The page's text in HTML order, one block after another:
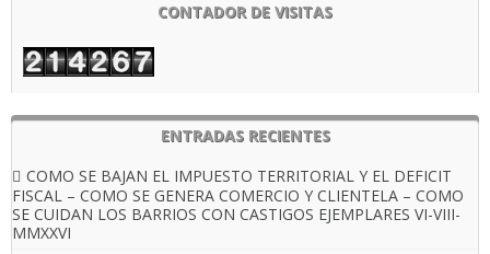
CONTADOR DE VISITAS
ENTRADAS RECIENTES
COMO SE BAJAN EL IMPUESTO TERRITORIAL Y EL DEFICIT
FISCAL – COMO SE GENERA COMERCIO Y CLIENTELA – COMO
SE CUIDAN LOS BARRIOS CON CASTIGOS EJEMPLARES VI-VIII-
MMXXVI